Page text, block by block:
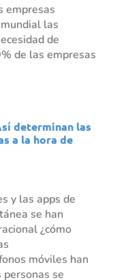
empresas
las
de
de las empresas
determinan las
a la hora de
y las apps de
se han
¿cómo
móviles han
se